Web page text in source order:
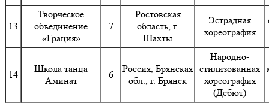
13
Творческое
объединение
«Грация»
7
Ростовская
область, г.
Шахты
Эстрадная
хореография
14
Школа танца
Аминат
6
Россия, Брянская
обл., г. Брянск
Народно-
стилизованная
хореография
(Дебют)